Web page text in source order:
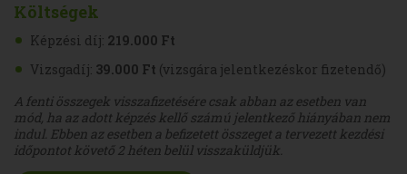
Költségek
Képzési díj: 219.000 Ft
Vizsgadíj: 39.000 Ft (vizsgára jelentkezéskor fizetendő)
A fenti összegek visszafizetésére csak abban az esetben van
mód, ha az adott képzés kellő számú jelentkező hiányában nem
indul. Ebben az esetben a befizetett összeget a tervezett kezdési
időpontot követő 2 héten belül visszaküldjük.